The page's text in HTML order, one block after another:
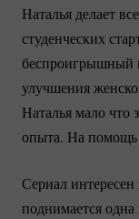
Наталья делает
студенческих
беспроигрышный
улучшения
Наталья мало что
опыта. На помощь
Сериал
поднимается